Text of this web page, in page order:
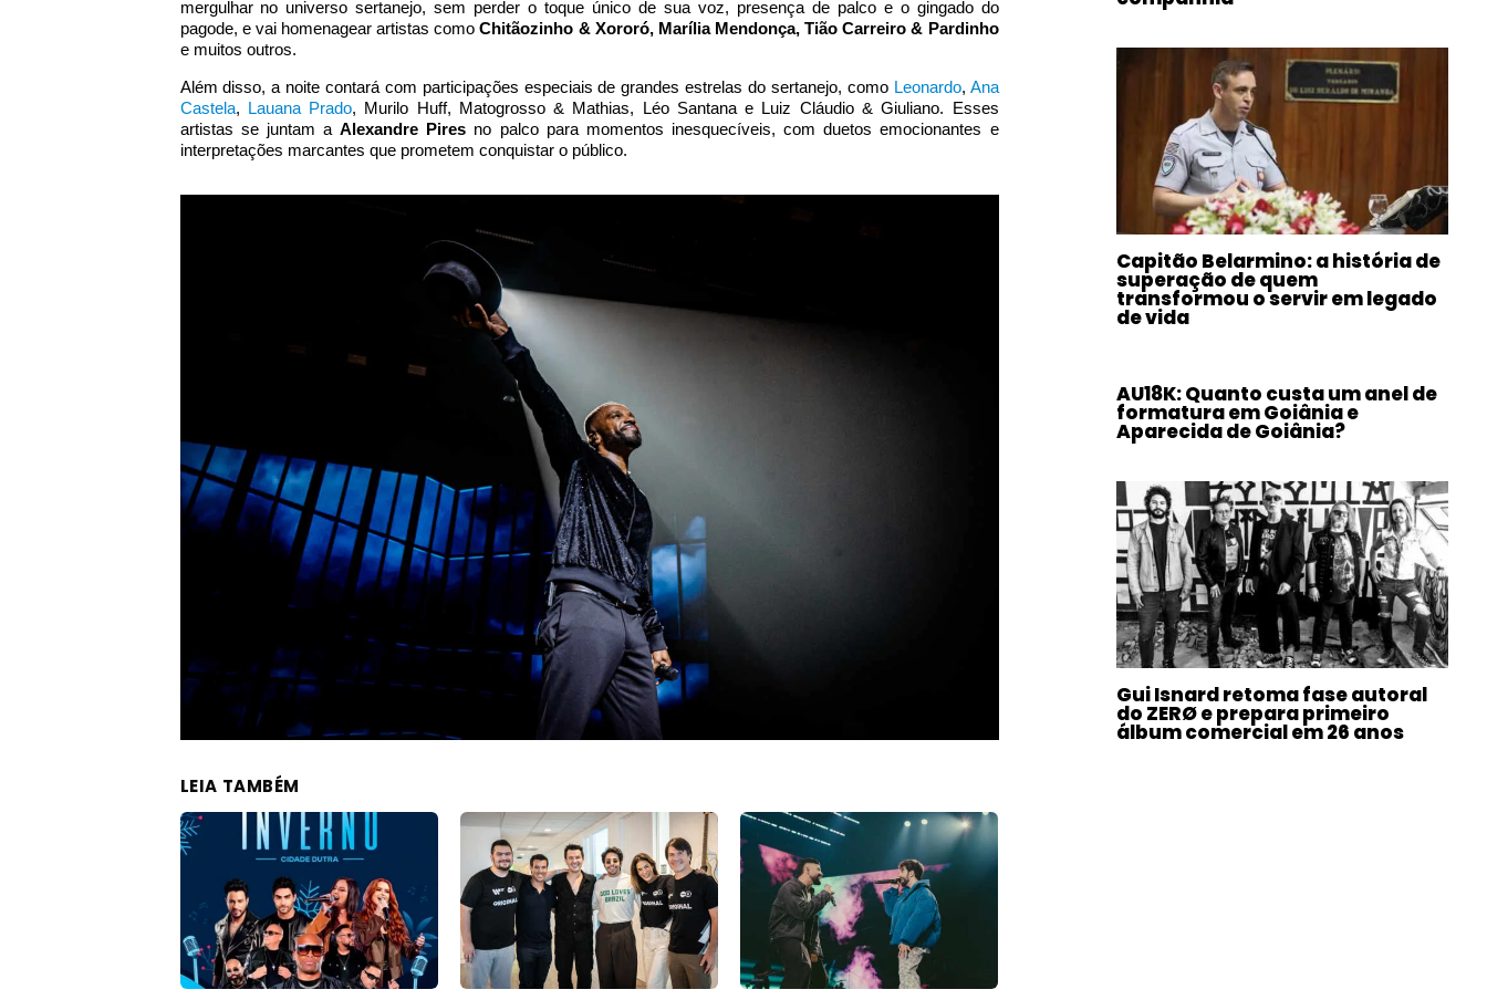
mergulhar no universo sertanejo, sem perder o toque único de sua voz, presença de palco e o gingado do
pagode, e vai homenagear artistas comoChitãozinho & Xororó, Marília Mendonça, Tião Carreiro & Pardinho
e muitos outros.
Além disso, a noite contará com participações especiais de grandes estrelas do sertanejo, como Leonardo, Ana
Castela, Lauana Prado, Murilo Huff, Matogrosso & Mathias, Léo Santana e Luiz Cláudio & Giuliano. Esses
artistas se juntam aAlexandre Pires no palco para momentos inesquecíveis, com duetos emocionantes e
interpretações marcantes que prometem conquistar o público.
LEIA TAMBÉM
Capitão Belarmino: a história de
superação de quem
transformou o servir em legado
de vida
AU18K: Quanto custa um anel de
formatura em Goiânia e
Aparecida de Goiânia?
Gui Isnard retoma fase autoral
do ZERØ e prepara primeiro
álbum comercial em 26 anos